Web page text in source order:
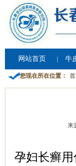
网站首页 牛
您现在所在位置：
来
孕妇长癣